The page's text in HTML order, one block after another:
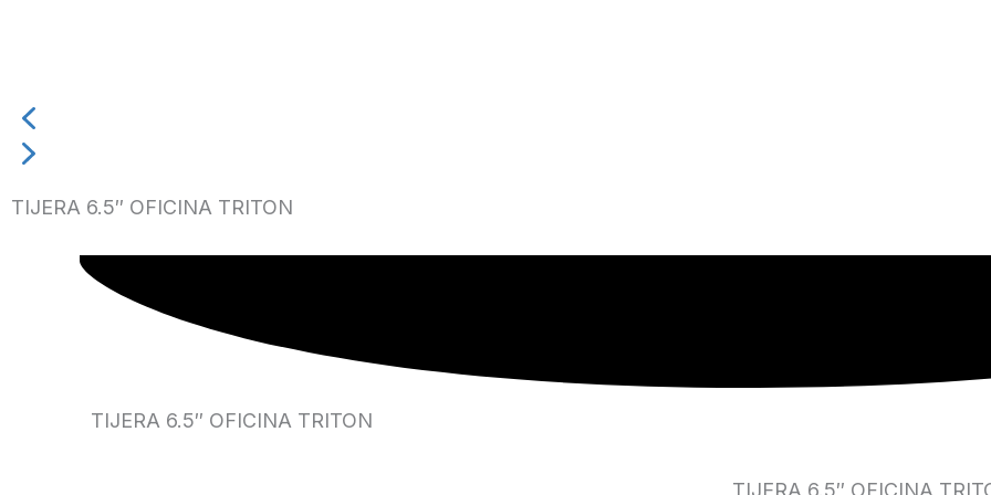
TIJERA 6.5″ OFICINA TRITON
TIJERA 6.5″ OFICINA TRITON